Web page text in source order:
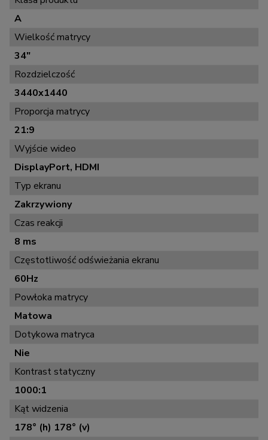
A
Wielkość matrycy
34"
Rozdzielczość
3440x1440
Proporcja matrycy
21:9
Wyjście wideo
DisplayPort, HDMI
Typ ekranu
Zakrzywiony
Czas reakcji
8 ms
Częstotliwość odświeżania ekranu
60Hz
Powłoka matrycy
Matowa
Dotykowa matryca
Nie
Kontrast statyczny
1000:1
Kąt widzenia
178° (h) 178° (v)